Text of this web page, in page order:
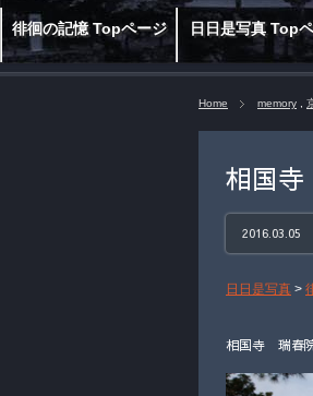
徘徊の記憶 Topページ 日日是写真 Top
Home memory
相国
2016.03.05
日日是写真 >
相国寺 瑞春